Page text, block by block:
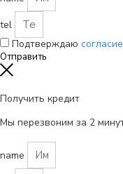
tel
Подтверждаю согласие
Отправить
Получить кредит
Мы перезвоним за 2
name